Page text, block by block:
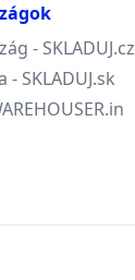
- SKLADUJ.cz
- SKLADUJ.sk